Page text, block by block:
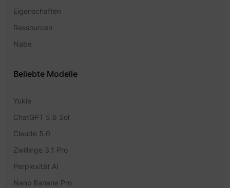
Eigenschaften
Ressourcen
Nabe
Beliebte Modelle
Yukie
ChatGPT 5,6 Sol
Claude 5.0
Zwillinge 3.1 Pro
Perplexität AI
Nano Banane Pro